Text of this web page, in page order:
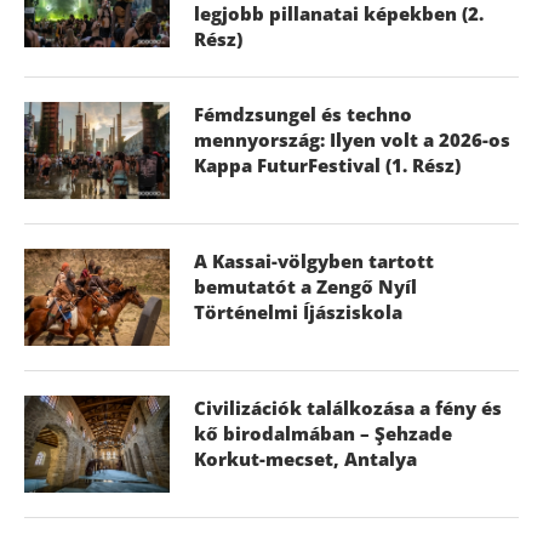
legjobb pillanatai képekben (2.
Rész)
Fémdzsungel és techno
mennyország: Ilyen volt a 2026-os
Kappa FuturFestival (1. Rész)
A Kassai-völgyben tartott
bemutatót a Zengő Nyíl
Történelmi Íjásziskola
Civilizációk találkozása a fény és
kő birodalmában – Şehzade
Korkut-mecset, Antalya